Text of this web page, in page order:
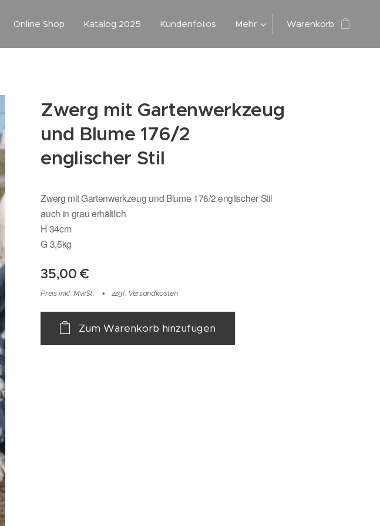
Online Shop Katalog 2025 Kundenfotos Mehr Warenkorb
Zwerg mit Gartenwerkzeug
und Blume 176/2
englischer Stil
Zwerg mit Gartenwerkzeug und Blume 176/2 englischer Stil
auch in grau erhältlich
H 34cm
G 3,5kg
35,00 €
Preis inkl. MwSt. zzgl. Versandkosten
Zum Warenkorb hinzufügen